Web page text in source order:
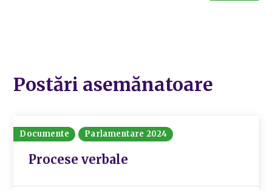
Postări asemănatoare
Documente Parlamentare 2024
Procese verbale